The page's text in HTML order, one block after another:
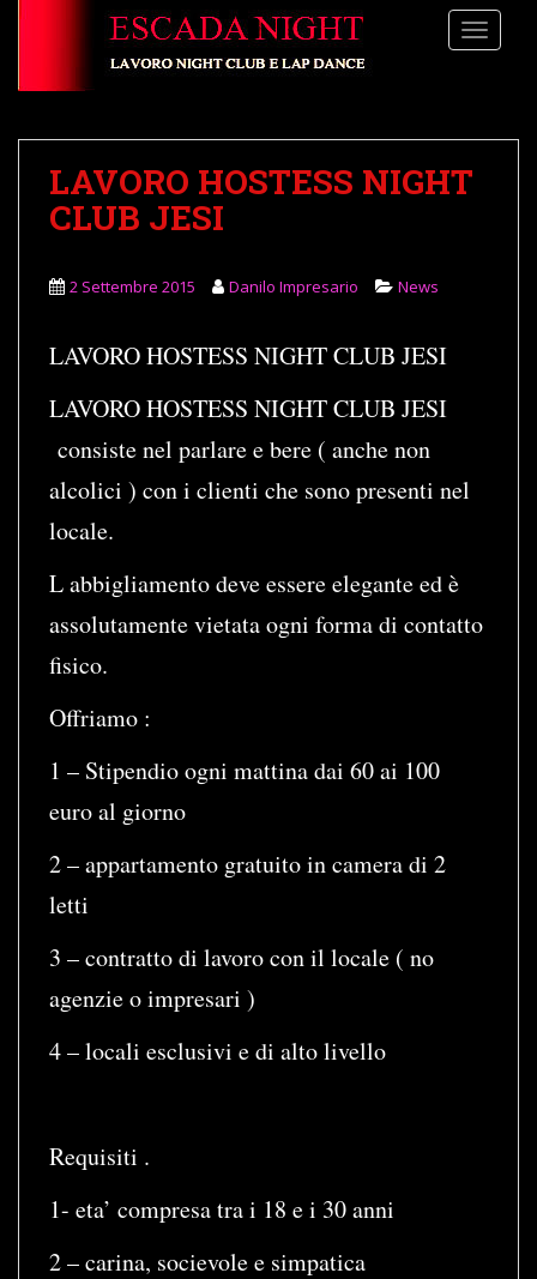
LAVORO HOSTESS NIGHT
CLUB JESI
2 Settembre 2015 Danilo Impresario News
LAVORO HOSTESS NIGHT CLUB JESI
LAVORO HOSTESS NIGHT CLUB JESI
consiste nel parlare e bere ( anche non
alcolici ) con i clienti che sono presenti nel
locale.
L abbigliamento deve essere elegante ed è
assolutamente vietata ogni forma di contatto
fisico.
Offriamo :
1 – Stipendio ogni mattina dai 60 ai 100
euro al giorno
2 – appartamento gratuito in camera di 2
letti
3 – contratto di lavoro con il locale ( no
agenzie o impresari )
4 – locali esclusivi e di alto livello
Requisiti .
1- eta’ compresa tra i 18 e i 30 anni
2 – carina, socievole e simpatica